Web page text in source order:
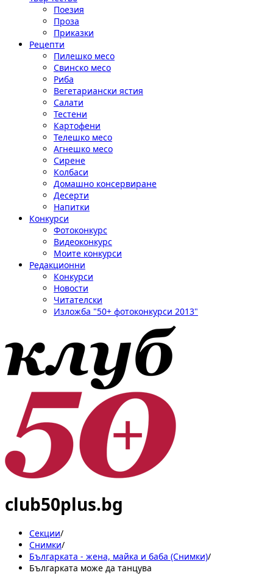
Поезия
Проза
Приказки
Рецепти
Пилешко месо
Свинско месо
Риба
Вегетариански ястия
Салати
Тестени
Картофени
Телешко месо
Агнешко месо
Сирене
Колбаси
Домашно консервиране
Десерти
Напитки
Конкурси
Фотоконкурс
Видеоконкурс
Моите конкурси
Редакционни
Конкурси
Новости
Читателски
Изложба "50+ фотоконкурси 2013"
club50plus.bg
Секции/
Снимки/
Българката - жена, майка и баба (Снимки)/
Българката може да танцува